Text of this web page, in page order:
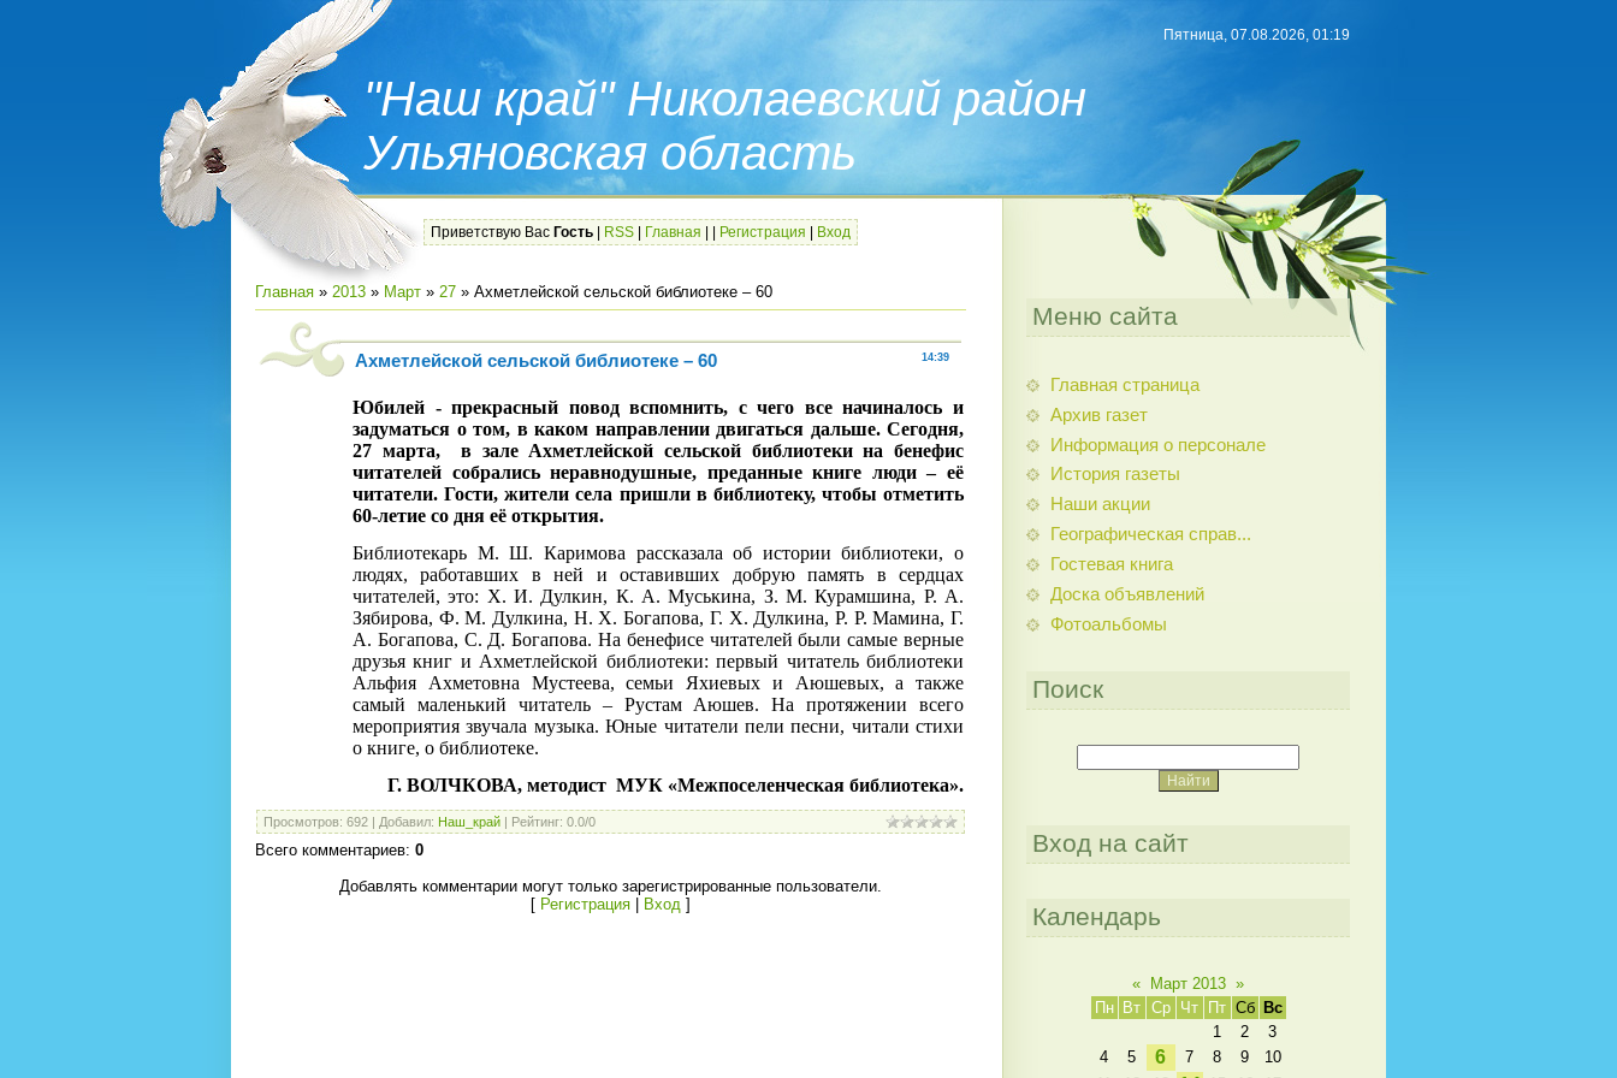
"Наш край" Николаевский район
Ульяновская область
Пятница, 07.08.2026, 01:19
Приветствую Вас Гость RSS Главная Регистрация Вход
Главная » 2013 » Март » 27 » Ахметлейской сельской библиотеке – 60
14:39
Ахметлейской сельской библиотеке – 60
Юбилей - прекрасный повод вспомнить, с чего все начиналось и
задуматься о том, в каком направлении двигаться дальше. Сегодня,
27 марта,
в зале Ахметлейской сельской библиотеки на бенефис
читателей собрались неравнодушные, преданные книге люди – её
читатели. Гости, жители села пришли в библиотеку, чтобы отметить
60-летие со дня её открытия.
Библиотекарь М. Ш. Каримова рассказала об истории библиотеки, о
людях, работавших в ней и оставивших добрую память в сердцах
читателей, это: Х. И. Дулкин, К. А. Муськина, З. М. Курамшина, Р. А.
Зябирова, Ф. М. Дулкина, Н. Х. Богапова, Г. Х. Дулкина, Р. Р. Мамина, Г.
А. Богапова, С. Д. Богапова. На бенефисе читателей были самые верные
друзья книг и Ахметлейской библиотеки: первый читатель библиотеки
Альфия Ахметовна Мустеева, семьи Яхиевых и Аюшевых, а также
самый маленький читатель – Рустам Аюшев. На протяжении всего
мероприятия звучала музыка. Юные читатели пели песни, читали стихи
о книге, о библиотеке.
Г. ВОЛЧКОВА, методист МУК «Межпоселенческая библиотека».
Просмотров: 692 Добавил: Наш_край Рейтинг: 0.0/0
Всего комментариев: 0
Добавлять комментарии могут только зарегистрированные пользователи.
[ Регистрация Вход ]
Меню сайта
Главная страница
Архив газет
Информация о персонале
История газеты
Наши акции
Географическая справ...
Гостевая книга
Доска объявлений
Фотоальбомы
Поиск
Вход на сайт
Календарь
« Март 2013 »
Пн
Вт Ср Чт Пт Сб
Вс
1
2
3
4
5 6 7 8 9
10